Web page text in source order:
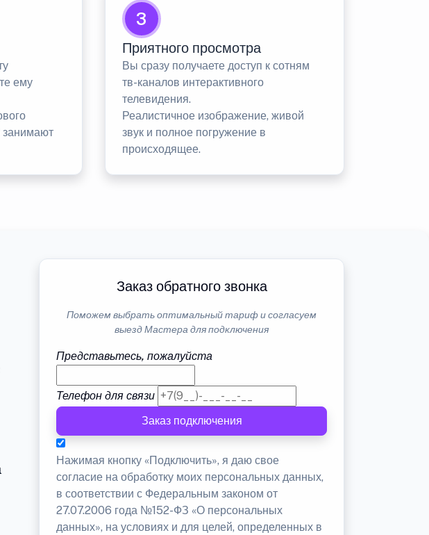
ему
занимают
3
Приятного просмотра
Вы сразу получаете доступ к сотням
тв-каналов интерактивного
телевидения.
Реалистичное изображение, живой
звук и полное погружение в
происходящее.
Заказ обратного звонка
Поможем выбрать оптимальный тариф и согласуем
выезд Мастера для подключения
Представьтесь, пожалуйста
Телефон для связи
Заказ подключения
Нажимая кнопку «Подключить», я даю свое
согласие на обработку моих персональных данных,
в соответствии с Федеральным законом от
27.07.2006 года №152-ФЗ «О персональных
данных», на условиях и для целей, определенных в